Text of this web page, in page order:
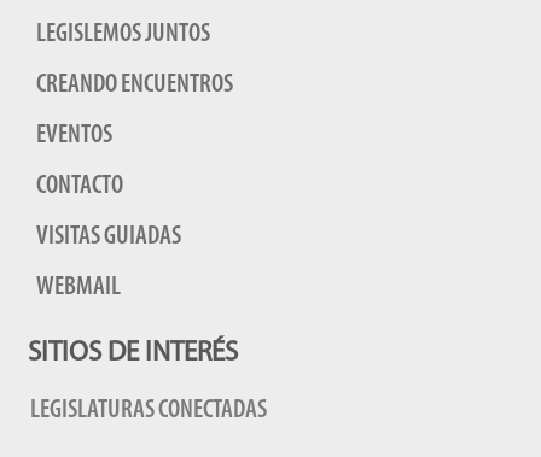
LEGISLEMOS JUNTOS
CREANDO ENCUENTROS
EVENTOS
CONTACTO
VISITAS GUIADAS
WEBMAIL
SITIOS DE INTERÉS
LEGISLATURAS CONECTADAS